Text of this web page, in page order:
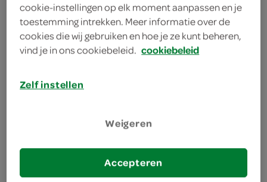
Verpakt onder beschermende atmosfeer.
400 Gram
cookie-instellingen op elk moment aanpassen en je
toestemming intrekken. Meer informatie over de
cookies die wij gebruiken en hoe je ze kunt beheren,
vind je in ons cookiebeleid. cookiebeleid
Zelf instellen
Weigeren
Accepteren